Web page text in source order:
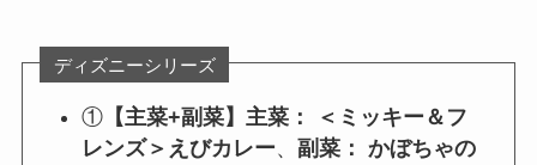
ディズニーシリーズ
① 【主菜+副菜】主菜： ＜ミッキー＆フ
レンズ＞えびカレー、副菜： かぼちゃの